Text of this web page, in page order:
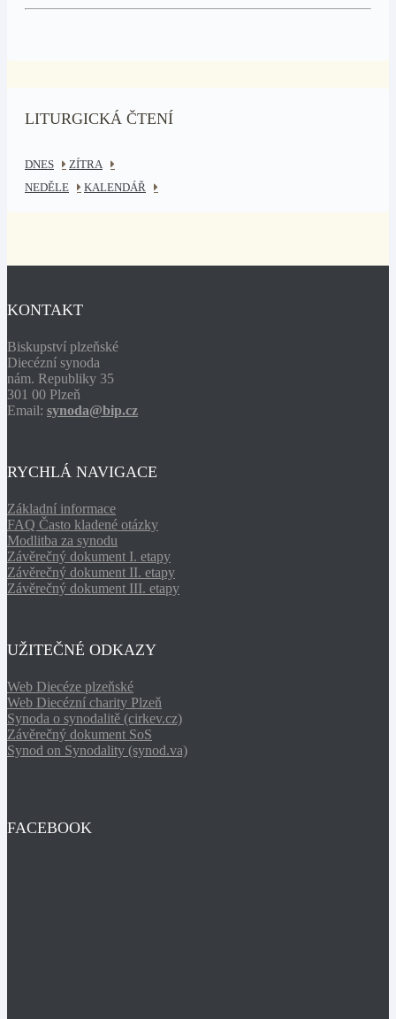
LITURGICKÁ ČTENÍ
DNES
ZÍTRA
NEDĚLE
KALENDÁŘ
KONTAKT
Biskupství plzeňské
Diecézní synoda
nám. Republiky 35
301 00 Plzeň
Email: synoda@bip.cz
RYCHLÁ NAVIGACE
Základní informace
FAQ Často kladené otázky
Modlitba za synodu
Závěrečný dokument I. etapy
Závěrečný dokument II. etapy
Závěrečný dokument III. etapy
UŽITEČNÉ ODKAZY
Web Diecéze plzeňské
Web Diecézní charity Plzeň
Synoda o synodalitě (cirkev.cz)
Závěrečný dokument SoS
Synod on Synodality (synod.va)
FACEBOOK